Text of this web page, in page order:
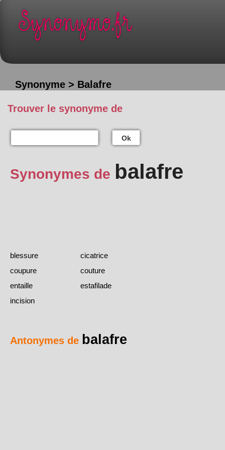
Synonyme > Balafre
Trouver le synonyme de
Ok
Synonymes de balafre
blessure
cicatrice
coupure
couture
entaille
estafilade
incision
Antonymes de balafre